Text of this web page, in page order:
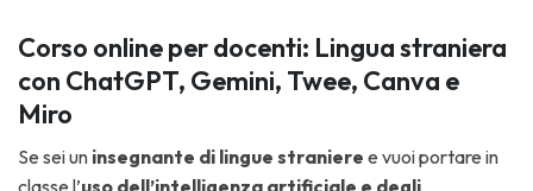
Corso online per docenti: Lingua straniera
con ChatGPT, Gemini, Twee, Canva e
Miro
Se sei un insegnante di lingue straniere e vuoi portare in
classe l’uso dell’intelligenza artificiale e degli